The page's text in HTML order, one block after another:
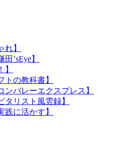
】
’sEye】
の教科書】
バレーエクスプレス】
リスト風雲録】
に活かす】